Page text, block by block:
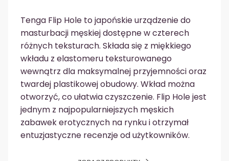
Tenga Flip Hole to japońskie urządzenie do
masturbacji męskiej dostępne w czterech
różnych teksturach. Składa się z miękkiego
wkładu z elastomeru teksturowanego
wewnątrz dla maksymalnej przyjemności oraz
twardej plastikowej obudowy. Wkład można
otworzyć, co ułatwia czyszczenie. Flip Hole jest
jednym z najpopularniejszych męskich
zabawek erotycznych na rynku i otrzymał
entuzjastyczne recenzje od użytkowników.